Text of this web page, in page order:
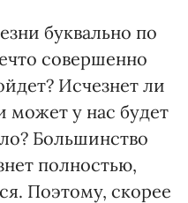
буквально по
совершенно
Исчезнет ли
может у нас будет
Большинство
полностью,
Поэтому, скорее